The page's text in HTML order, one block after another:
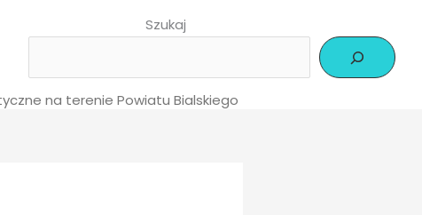
Szukaj
na terenie Powiatu Bialskiego